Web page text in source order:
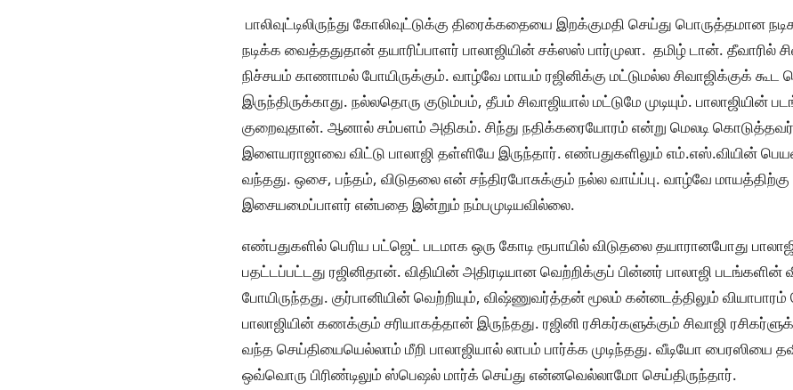
பாலிவுட்டிலிருந்து கோலிவுட்டுக்கு திரைக்கதையை இறக்குமதி செய்து பொருத்தமான
நடிக்க வைத்ததுதான் தயாரிப்பாளர் பாலாஜியின் சக்ஸஸ் பார்முலா. தமிழ் டான். தீவாரில்
நிச்சயம் காணாமல் போயிருக்கும். வாழ்வே மாயம் ரஜினிக்கு மட்டுமல்ல சிவாஜிக்குக்
இருந்திருக்காது. நல்லதொரு குடும்பம், தீபம் சிவாஜியால் மட்டுமே முடியும். பாலாஜியின்
குறைவுதான். ஆனால் சம்பளம் அதிகம். சிந்து நதிக்கரையோரம் என்று மெலடி
இளையராஜாவை விட்டு பாலாஜி தள்ளியே இருந்தார். எண்பதுகளிலும் எம்.எஸ்.வியின்
வந்தது. ஒசை, பந்தம், விடுதலை என் சந்திரபோசுக்கும் நல்ல வாய்ப்பு. வாழ்வே
இசையமைப்பாளர் என்பதை இன்றும் நம்பமுடியவில்லை.
எண்பதுகளில் பெரிய பட்ஜெட் படமாக ஒரு கோடி ரூபாயில் விடுதலை தயாரானபோது
பதட்டப்பட்டது ரஜினிதான். விதியின் அதிரடியான வெற்றிக்குப் பின்னர் பாலாஜி படங்களின்
போயிருந்தது. குர்பானியின் வெற்றியும், விஷ்ணுவர்த்தன் மூலம் கன்னடத்திலும் வியாபாரம்
பாலாஜியின் கணக்கும் சரியாகத்தான் இருந்தது. ரஜினி ரசிகர்களுக்கும் சிவாஜி
வந்த செய்தியையெல்லாம் மீறி பாலாஜியால் லாபம் பார்க்க முடிந்தது. வீடியோ பைரஸியை
ஒவ்வொரு பிரிண்டிலும் ஸ்பெஷல் மார்க் செய்து என்னவெல்லாமோ செய்திருந்தார்.